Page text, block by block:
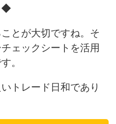
◆
とが大切ですね。そ
ェックシートを活用
。
トレード日和であり